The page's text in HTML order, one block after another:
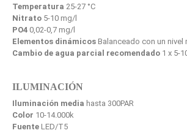
Temperatura 25-27 °C
Nitrato 5-10 mg/l
PO4 0,02-0,7 mg/l
Elementos dinámicos Balanceado con un nivel
Cambio de agua parcial recomendado 1 x 5-
ILUMINACIÓN
Iluminación media hasta 300PAR
Color 10-14.000k
Fuente LED/T5